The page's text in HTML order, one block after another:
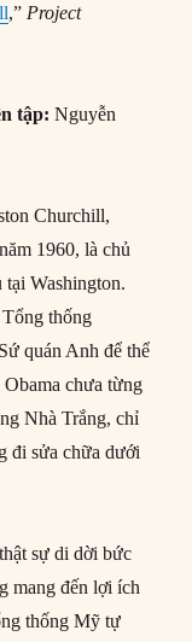
,” Project
tập:Nguyễn
Churchill,
1960, là chủ
tại Washington.
thống
quán Anh để thể
chưa từng
Nhà Trắng, chỉ
đi sửa chữa dưới
sự di dời bức
mang đến lợi ích
thống Mỹ tự